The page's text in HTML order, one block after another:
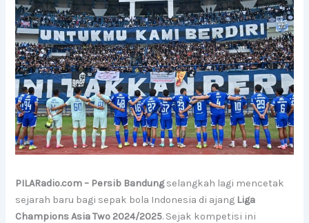
PILARadio.com – Persib Bandungselangkah lagi mencetak
sejarah baru bagi sepak bola Indonesia di ajang Liga
Champions Asia Two 2024/2025. Sejak kompetisi ini